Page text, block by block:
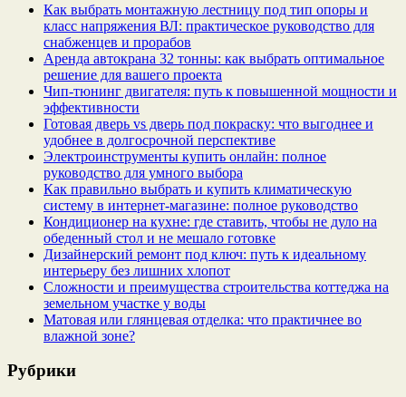
Как выбрать монтажную лестницу под тип опоры и
класс напряжения ВЛ: практическое руководство для
снабженцев и прорабов
Аренда автокрана 32 тонны: как выбрать оптимальное
решение для вашего проекта
Чип‑тюнинг двигателя: путь к повышенной мощности и
эффективности
Готовая дверь vs дверь под покраску: что выгоднее и
удобнее в долгосрочной перспективе
Электроинструменты купить онлайн: полное
руководство для умного выбора
Как правильно выбрать и купить климатическую
систему в интернет‑магазине: полное руководство
Кондиционер на кухне: где ставить, чтобы не дуло на
обеденный стол и не мешало готовке
Дизайнерский ремонт под ключ: путь к идеальному
интерьеру без лишних хлопот
Сложности и преимущества строительства коттеджа на
земельном участке у воды
Матовая или глянцевая отделка: что практичнее во
влажной зоне?
Рубрики